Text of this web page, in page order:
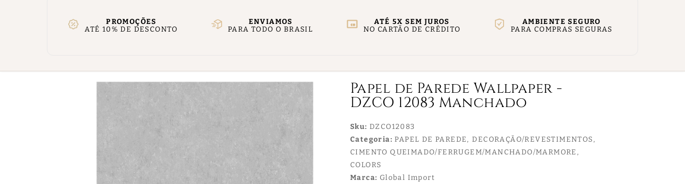
PROMOÇÕES
ATÉ 10% DE DESCONTO
ENVIAMOS
PARA TODO O BRASIL
ATÉ 5X SEM JUROS
NO CARTÃO DE CRÉDITO
AMBIENTE SEGURO
PARA COMPRAS SEGURAS
Papel de Parede Wallpaper -
DZCO 12083 Manchado
Sku: DZCO12083
Categoria: PAPEL DE PAREDE
DECORAÇÃO/REVESTIMENTOS
CIMENTO QUEIMADO/FERRUGEM/MANCHADO/MARMORE
COLORS
Marca: Global Import